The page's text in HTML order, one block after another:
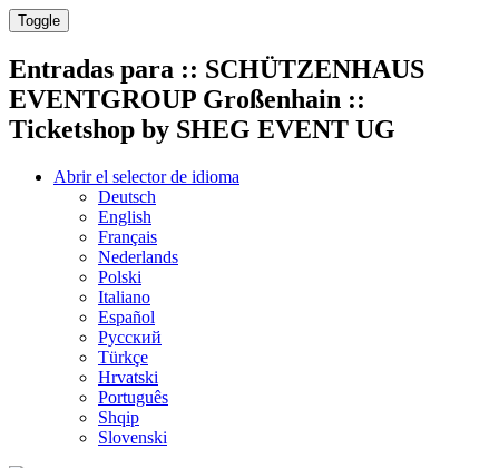
Toggle
Entradas para :: SCHÜTZENHAUS
EVENTGROUP Großenhain ::
Ticketshop by SHEG EVENT UG
Abrir el selector de idioma
Deutsch
English
Français
Nederlands
Polski
Italiano
Español
Русский
Türkçe
Hrvatski
Português
Shqip
Slovenski